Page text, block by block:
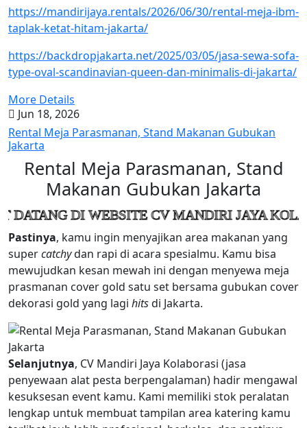
https://mandirijaya.rentals/2026/06/30/rental-meja-ibm-
taplak-ketat-hitam-jakarta/
https://backdropjakarta.net/2025/03/05/jasa-sewa-sofa-
type-oval-scandinavian-queen-dan-minimalis-di-jakarta/
More Details
Jun 18, 2026
Rental Meja Parasmanan, Stand Makanan Gubukan
Jakarta
Rental Meja Parasmanan, Stand
Makanan Gubukan Jakarta
DI WEBSITE CV MANDIRI JAYA KOLABORASI
Pastinya, kamu ingin menyajikan area makanan yang
supercatchydan rapi di acara spesialmu. Kamu bisa
mewujudkan kesan mewah ini dengan menyewa meja
prasmanan cover gold satu set bersama gubukan cover
dekorasi gold yang lagi hitsdi Jakarta.
Selanjutnya, CV Mandiri Jaya Kolaborasi (jasa
penyewaan alat pesta berpengalaman) hadir mengawal
kesuksesan event kamu. Kami memiliki stok peralatan
lengkap untuk membuat tampilan area katering kamu